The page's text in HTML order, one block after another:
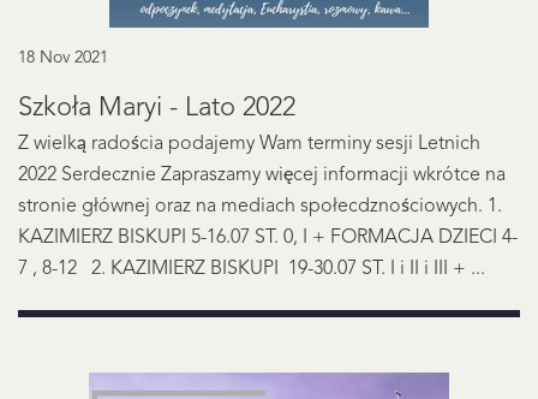
18 Nov 2021
Szkoła Maryi - Lato 2022
Z wielką radościa podajemy Wam terminy sesji Letnich
2022 Serdecznie Zapraszamy więcej informacji wkrótce na
stronie głównej oraz na mediach społecdznościowych. 1.
KAZIMIERZ BISKUPI 5-16.07 ST. 0, I + FORMACJA DZIECI 4-
7 , 8-12 2. KAZIMIERZ BISKUPI 19-30.07 ST. I i II i III + ...